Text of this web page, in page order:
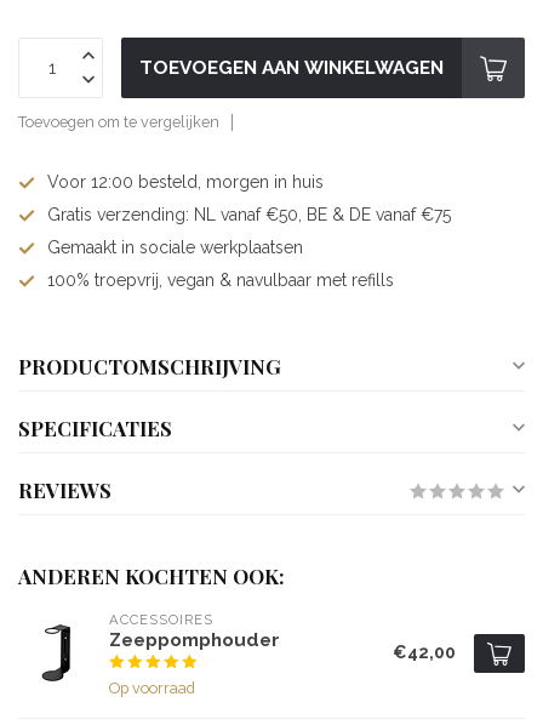
TOEVOEGEN AAN WINKELWAGEN
Toevoegen om te vergelijken
Voor 12:00 besteld, morgen in huis
Gratis verzending: NL vanaf €50, BE & DE vanaf €75
Gemaakt in sociale werkplaatsen
100% troepvrij, vegan & navulbaar met refills
PRODUCTOMSCHRIJVING
SPECIFICATIES
REVIEWS
ANDEREN KOCHTEN OOK:
ACCESSOIRES
Zeeppomphouder
Op voorraad
€42,00